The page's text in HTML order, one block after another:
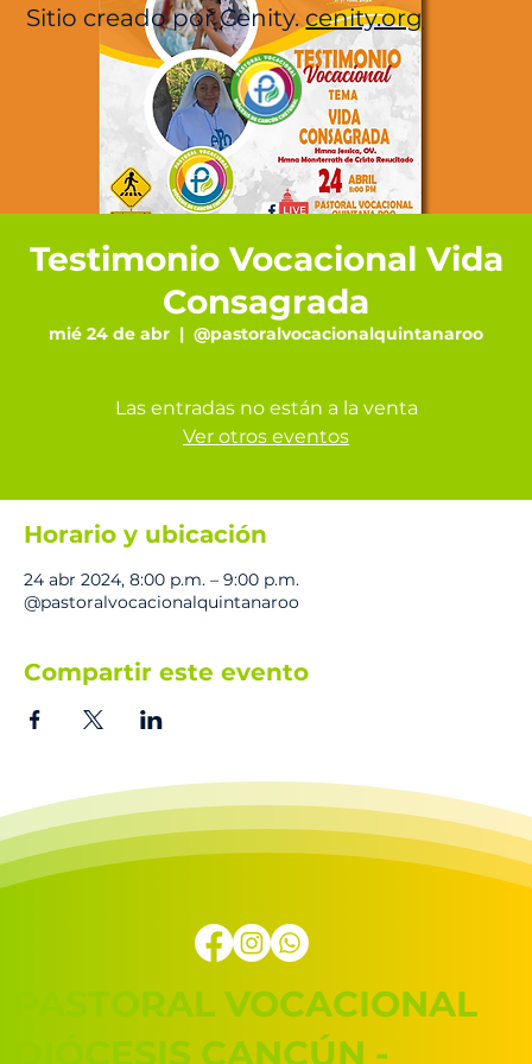
Sitio creado por Cenity.cenity.org
Testimonio Vocacional Vida
Consagrada
mié 24 de abr
  |
@pastoralvocacionalquintanaroo
Las entradas no están a la venta
Ver otros eventos
Horario y ubicación
24 abr 2024, 8:00 p.m. – 9:00 p.m.
@pastoralvocacionalquintanaroo
Compartir este evento
PASTORAL VOCACIONAL
DIÓCESIS CANCÚN -